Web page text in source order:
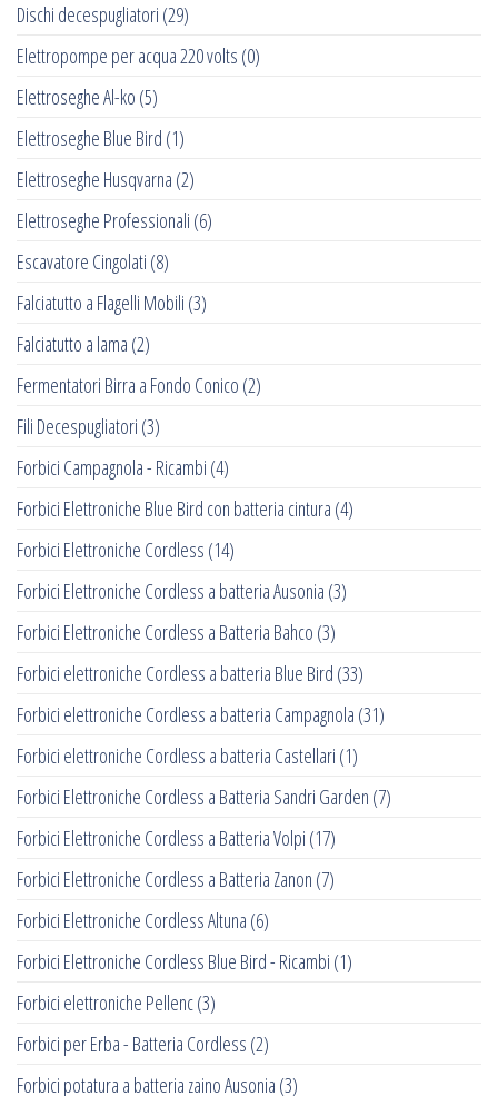
Dischi decespugliatori (29)
Elettropompe per acqua 220 volts (0)
Elettroseghe Al-ko (5)
Elettroseghe Blue Bird (1)
Elettroseghe Husqvarna (2)
Elettroseghe Professionali (6)
Escavatore Cingolati (8)
Falciatutto a Flagelli Mobili (3)
Falciatutto a lama (2)
Fermentatori Birra a Fondo Conico (2)
Fili Decespugliatori (3)
Forbici Campagnola - Ricambi (4)
Forbici Elettroniche Blue Bird con batteria cintura (4)
Forbici Elettroniche Cordless (14)
Forbici Elettroniche Cordless a batteria Ausonia (3)
Forbici Elettroniche Cordless a Batteria Bahco (3)
Forbici elettroniche Cordless a batteria Blue Bird (33)
Forbici elettroniche Cordless a batteria Campagnola (31)
Forbici elettroniche Cordless a batteria Castellari (1)
Forbici Elettroniche Cordless a Batteria Sandri Garden (7)
Forbici Elettroniche Cordless a Batteria Volpi (17)
Forbici Elettroniche Cordless a Batteria Zanon (7)
Forbici Elettroniche Cordless Altuna (6)
Forbici Elettroniche Cordless Blue Bird - Ricambi (1)
Forbici elettroniche Pellenc(3)
Forbici per Erba - Batteria Cordless (2)
Forbici potatura a batteria zaino Ausonia (3)